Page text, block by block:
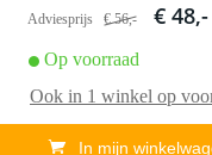
Adviesprijs € 56,- € 48,-
Op voorraad
Ook in 1 winkel op
In mijn